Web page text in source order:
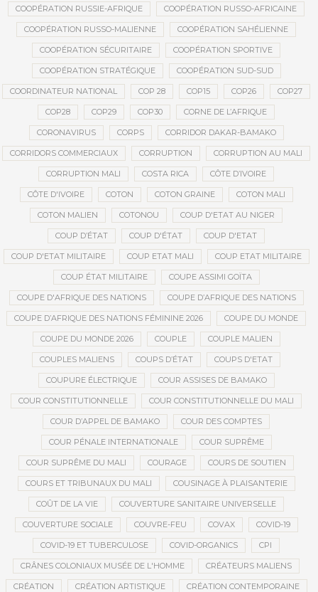
COOPÉRATION RUSSIE-AFRIQUE COOPÉRATION RUSSO-AFRICAINE
COOPÉRATION RUSSO-MALIENNE COOPÉRATION SAHÉLIENNE
COOPÉRATION SÉCURITAIRE COOPÉRATION SPORTIVE
COOPÉRATION STRATÉGIQUE COOPÉRATION SUD-SUD
COORDINATEUR NATIONAL COP 28 COP15 COP26 COP27
COP28 COP29 COP30 CORNE DE L’AFRIQUE
CORONAVIRUS CORPS CORRIDOR DAKAR-BAMAKO
CORRIDORS COMMERCIAUX CORRUPTION CORRUPTION AU MALI
CORRUPTION MALI COSTA RICA CÔTE D’IVOIRE
CÔTE D'IVOIRE COTON COTON GRAINE COTON MALI
COTON MALIEN COTONOU COUP D'ETAT AU NIGER
COUP D’ÉTAT COUP D'ÉTAT COUP D'ETAT
COUP D'ETAT MILITAIRE COUP ETAT MALI COUP ETAT MILITAIRE
COUP ÉTAT MILITAIRE COUPE ASSIMI GOÏTA
COUPE D'AFRIQUE DES NATIONS COUPE D’AFRIQUE DES NATIONS
COUPE D’AFRIQUE DES NATIONS FÉMININE 2026 COUPE DU MONDE
COUPE DU MONDE 2026 COUPLE COUPLE MALIEN
COUPLES MALIENS COUPS D’ÉTAT COUPS D'ETAT
COUPURE ÉLECTRIQUE COUR ASSISES DE BAMAKO
COUR CONSTITUTIONNELLE COUR CONSTITUTIONNELLE DU MALI
COUR D’APPEL DE BAMAKO COUR DES COMPTES
COUR PÉNALE INTERNATIONALE COUR SUPRÊME
COUR SUPRÊME DU MALI COURAGE COURS DE SOUTIEN
COURS ET TRIBUNAUX DU MALI COUSINAGE À PLAISANTERIE
COÛT DE LA VIE COUVERTURE SANITAIRE UNIVERSELLE
COUVERTURE SOCIALE COUVRE-FEU COVAX COVID-19
COVID-19 ET TUBERCULOSE COVID-ORGANICS CPI
CRÂNES COLONIAUX MUSÉE DE L'HOMME CRÉATEURS MALIENS
CRÉATION CRÉATION ARTISTIQUE CRÉATION CONTEMPORAINE